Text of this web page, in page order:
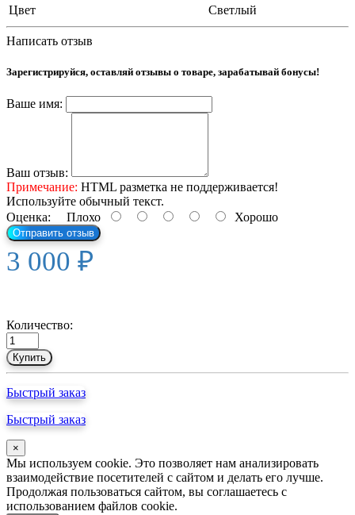
Цвет
Светлый
Написать отзыв
Зарегистрируйся, оставляй отзывы о товаре, зарабатывай бонусы!
Ваше имя:
Ваш отзыв:
Примечание: HTML разметка не поддерживается!
Используйте обычный текст.
Оценка: Плохо Хорошо
Отправить отзыв
3 000 ₽
Количество:
Купить
Быстрый заказ
Быстрый заказ
×
Мы используем cookie. Это позволяет нам анализировать
взаимодействие посетителей с сайтом и делать его лучше.
Продолжая пользоваться сайтом, вы соглашаетесь с
использованием файлов cookie.